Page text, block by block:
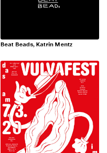
Beat Beads, Katrin Mentz